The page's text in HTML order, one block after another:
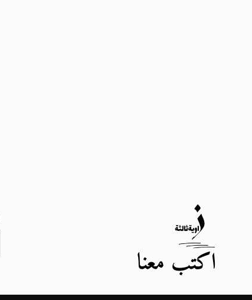
اكتب معنا